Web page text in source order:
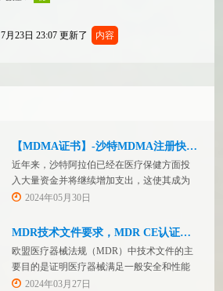
7月23日 23:07 更新了 内容
【MDMA证书】-沙特MDMA注册快速下证
近年来，沙特阿拉伯已经在医疗保健方面投
入大量资金并将继续增加支出，这使其成为
医疗设备制造商感兴趣的市场。然而，想要
管要求，即他们必须在沙特阿拉伯获得其设
务，FDASUNGO全球合规业务版图再添新模
块。F
2024年05月30日
MDR技术文件要求，MDR CE认证办理
欧盟医疗器械法规（MDR）中技术文件的主
要目的是证明医疗器械满足一般安全和性能
要求。无论类别如何，所有医疗设备都必须
2024年03月27日